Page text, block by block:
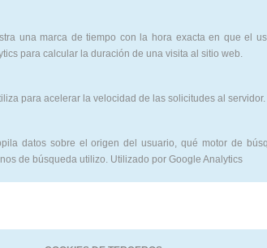
una marca de tiempo con la hora exacta en que el
para calcular la duración de una visita al sitio web.
para acelerar la velocidad de las solicitudes al servidor.
datos sobre el origen del usuario, qué motor de
de búsqueda utilizo. Utilizado por Google Analytics